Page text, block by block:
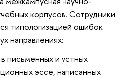
корпусов. Сотрудники
типологизацией ошибок
направлениях:
письменных и устных
эссе, написанных